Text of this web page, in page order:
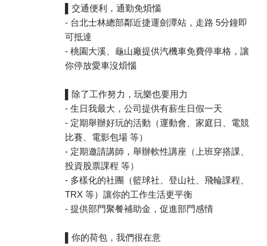
▌交通便利，通勤免煩惱
- 台北士林總部鄰近捷運劍潭站，走路 5分鐘即
可抵達
- 桃園大溪、龜山廠提供汽機車免費停車格，讓
你停放愛車沒煩惱
▌除了工作努力，玩樂也要用力
- 生日我最大，公司提供有薪生日假一天
- 定期舉辦好玩的活動（運動會、家庭日、電競
比賽、電影包場 等）
- 定期邀請講師，舉辦軟性講座（上班穿搭課、
投資股票課程 等）
- 多樣化的社團（籃球社、登山社、飛輪課程、
TRX 等）讓你的工作生活更平衡
- 提供部門聚餐補助金，促進部門感情
▌你的荷包，我們很在意